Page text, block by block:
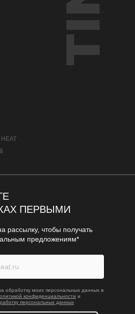
обработку моих персональных данных в
конфиденциальности и
персональных данных
рассылку, чтобы получать
предложениям*
ПЕРВЫМИ